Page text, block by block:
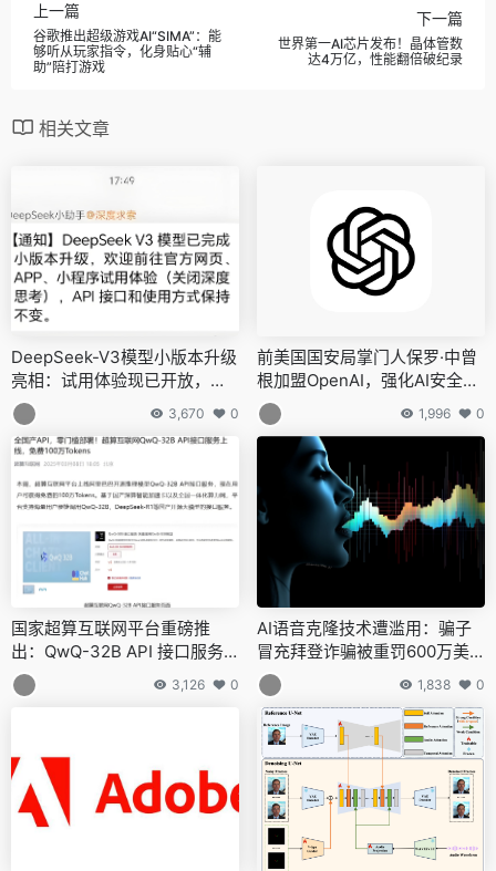
上一篇
谷歌推出超级游戏AI“SIMA”：能
够听从玩家指令，化身贴心“辅
助”陪打游戏
下一篇
世界第一AI芯片发布！晶体管数
达4万亿，性能翻倍破纪录
相关文章
DeepSeek-V3模型小版本升级
亮相：试用体验现已开放，性
能再攀高峰
3,670 0
前美国国安局掌门人保罗·中曾
根加盟OpenAI，强化AI安全监
管
1,996 0
国家超算互联网平台重磅推
出：QwQ-32B API 接口服务
免费上线，百万Tokens助力AI
创新
3,126 0
AI语音克隆技术遭滥用：骗子
冒充拜登诈骗被重罚600万美
元
1,838 0